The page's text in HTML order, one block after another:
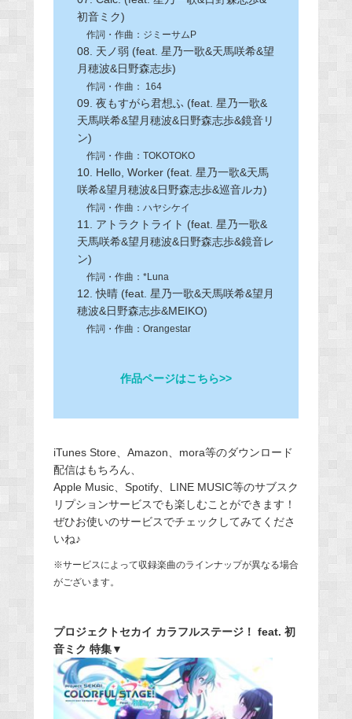
初音ミク)
作詞・作曲：ジミーサムP
08. 天ノ弱 (feat. 星乃一歌&天馬咲希&望
月穂波&日野森志歩)
作詞・作曲： 164
09. 夜もすがら君想ふ (feat. 星乃一歌&
天馬咲希&望月穂波&日野森志歩&鏡音リ
ン)
作詞・作曲：TOKOTOKO
10. Hello, Worker (feat. 星乃一歌&天馬
咲希&望月穂波&日野森志歩&巡音ルカ)
作詞・作曲：ハヤシケイ
11. アトラクトライト (feat. 星乃一歌&
天馬咲希&望月穂波&日野森志歩&鏡音レ
ン)
作詞・作曲：*Luna
12. 快晴 (feat. 星乃一歌&天馬咲希&望月
穂波&日野森志歩&MEIKO)
作詞・作曲：Orangestar
作品ページはこちら>>
iTunes Store、Amazon、mora等のダウンロード
配信はもちろん、
Apple Music、Spotify、LINE MUSIC等のサブスク
リプションサービスでも楽しむことができます！
ぜひお使いのサービスでチェックしてみてくださ
いね♪
※サービスによって収録楽曲のラインナップが異なる場合
がございます。
プロジェクトセカイ カラフルステージ！ feat. 初
音ミク 特集▼